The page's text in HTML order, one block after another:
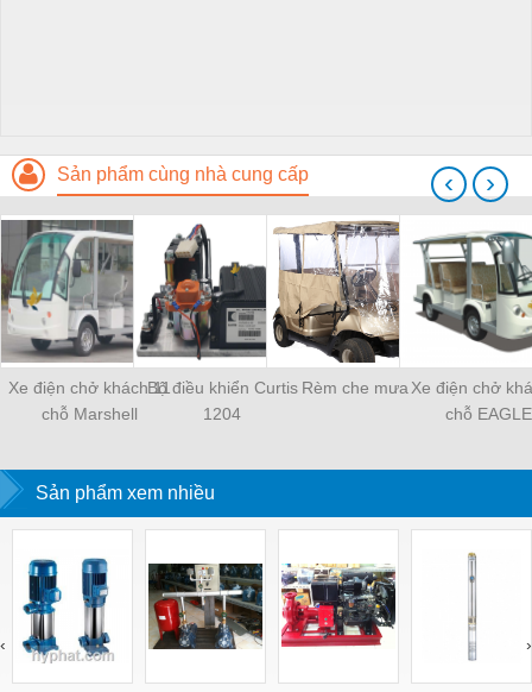
Sản phẩm cùng nhà cung cấp
Xe điện chở khách 11
chỗ Marshell
Bộ điều khiển Curtis
1204
Rèm che mưaXe điện chở
chỗ EAGLE
‹ ›
Sản phẩm xem nhiều
‹ ›